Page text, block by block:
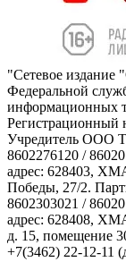
"Сетевое
Федеральной
информационных
Учредитель ООО
8602276120 /
адрес: 628403,
Победы, 27/2.
8602303021 /
адрес: 628408,
д. 15, помещение
+7(3462) 22-12-11